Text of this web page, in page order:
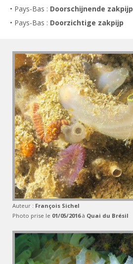
• Pays-Bas : Doorschijnende zakpijp
• Pays-Bas : Doorzichtige zakpijp
Auteur : François Sichel
Photo prise le 01/05/2016à Quai du Brésil